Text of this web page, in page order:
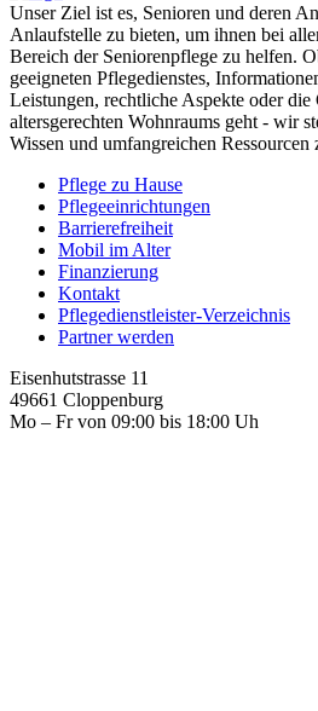
Unser Ziel ist es, Senioren und deren
Anlaufstelle zu bieten, um ihnen bei
Bereich der Seniorenpflege zu helfen.
geeigneten Pflegedienstes,
Leistungen, rechtliche Aspekte oder die
altersgerechten Wohnraums geht - wir
Wissen und umfangreichen Ressourcen
Pflege zu Hause
Pflegeeinrichtungen
Barrierefreiheit
Mobil im Alter
Finanzierung
Kontakt
Pflegedienstleister-Verzeichnis
Partner werden
Eisenhutstrasse 11
49661 Cloppenburg
Mo – Fr von 09:00 bis 18:00 Uh